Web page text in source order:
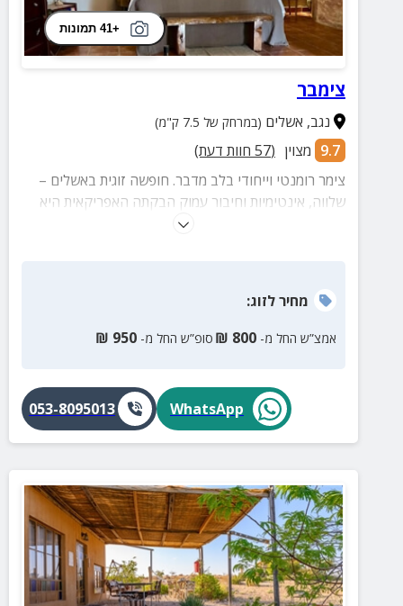
+41 תמונות
צימבר
נגב, אשלים (במרחק של 7.5 ק"מ)
9.7 מצוין (
57 חוות דעת)
צימר רומנטי וייחודי בלב מדבר. חופשה זוגית באשלים –
שלווה, אינטימיות וחיבור עמוק הבקתה האפריקאית היא
הרבה מעבר למקום לינה – היא חוויה זוגית מיוחדת.
השקט של המדבר.
מחירלזוג:
אמצ”ש החל מ- 800
₪ סופ”ש החל מ- 950
₪
WhatsApp
053-8095013